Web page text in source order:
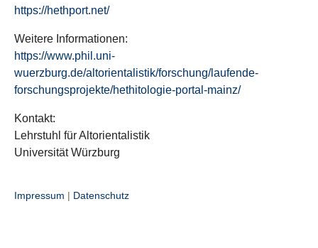
https://hethport.net/
Weitere Informationen:
https://www.phil.uni-
wuerzburg.de/altorientalistik/forschung/laufende-
forschungsprojekte/hethitologie-portal-mainz/
Kontakt:
Lehrstuhl für Altorientalistik
Universität Würzburg
Impressum | Datenschutz